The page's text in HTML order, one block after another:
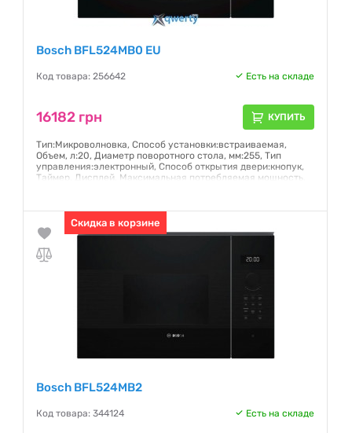
Bosch BFL524MB0 EU
Код товара: 256642 Есть на складе
16182 грн КУПИТЬ
Тип:Микроволновка, Способ установки:встраиваемая,
Объем, л:20, Диаметр поворотного стола, мм:255, Тип
управления:электронный, Способ открытия двери:кнопук,
Таймер, Дисплей, Максимальная потребляемая мощность,
Гарантия:12 месяцев
Скидка в корзине
Bosch BFL524MB2
Код товара: 344124 Есть на складе